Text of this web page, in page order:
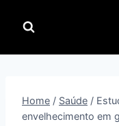
para
Home / Saúde /
envelhecimento em